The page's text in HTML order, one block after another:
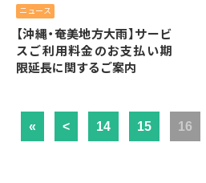
ニュース
【沖縄・奄美地方大雨】サービ
スご利用料金のお支払い期
限延長に関するご案内
« < 14 15 16